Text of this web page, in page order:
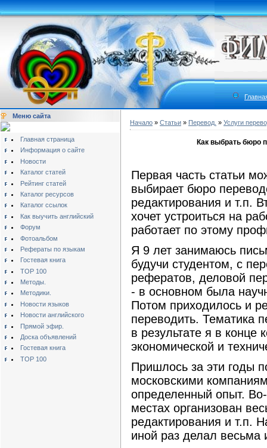
Меню сайта
Главная страница
Информация о сайте
Новости
Каталог статей
Рейтинг статей
Каталог ресурсов
Каталог ссылок
Как выучить английский
Форум
Фотоальбом
Рефераты по языкам
Гостевая книга
TOP 100
Методы.
Методики.
Новости языков
Новости английского
Прямой эфир.
Доска объявлений
Гостевая книга
TOP 100
Начало » Статьи » Перевод. » Услуги
Как выбрать бюро
Первая часть статьи
выбирает бюро
редактирования и т.п.
хочет устроиться на
работает по этому
Я 9 лет занимаюсь
будучи студентом, с
рефератов, деловой
- в основном была
Потом приходилось и
переводить. Тематика
в результате я в
экономической и
Пришлось за эти годы
московскими
определенный опыт.
местах организован
редактирования и т.п.
иной раз делал весьма